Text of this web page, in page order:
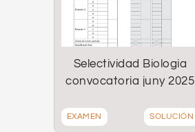
Selectividad Biologia
convocatoria juny 2025
EXAMEN SOLUCIÓN